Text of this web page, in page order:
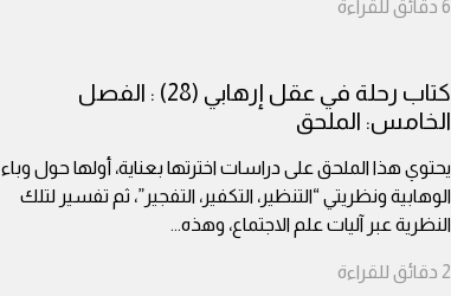
6 دقائق للقراءة
كتاب رحلة في عقل إرهابي (28) : الفصل
الخامس: الملحق
يحتوي هذا الملحق على دراسات اخترتها بعناية، أولها حول وباء
الوهابية ونظريتي “التنظير، التكفير، التفجير”، ثم تفسير لتلك
النظرية عبر آليات علم الاجتماع، وهذه...
2 دقائق للقراءة